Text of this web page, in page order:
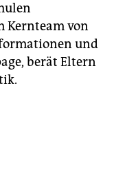
Kernteam von
und
berät Eltern